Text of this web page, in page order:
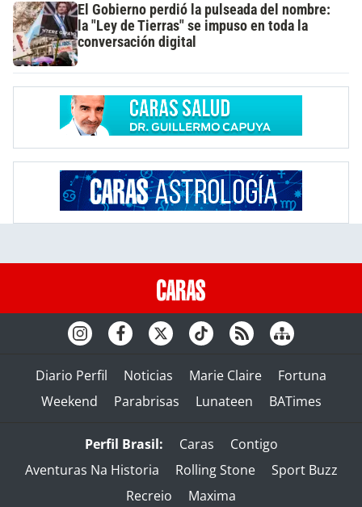
El Gobierno perdió la pulseada del nombre:
la "Ley de Tierras" se impuso en toda la
conversación digital
Diario Perfil Noticias Marie Claire
Fortuna
Weekend
Parabrisas Lunateen BATimes
Perfil Brasil: Caras
Contigo
Aventuras Na Historia
Rolling Stone
Sport Buzz
Recreio
Maxima